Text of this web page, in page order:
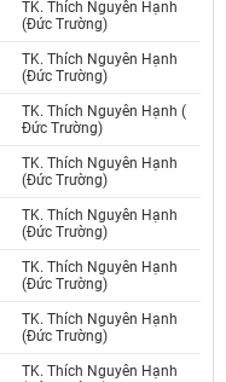
TK. Thích Nguyên Hạnh
(Đức Trường)
TK. Thích Nguyên Hạnh
(Đức Trường)
TK. Thích Nguyên Hạnh (
Đức Trường)
TK. Thích Nguyên Hạnh
(Đức Trường)
TK. Thích Nguyên Hạnh
(Đức Trường)
TK. Thích Nguyên Hạnh
(Đức Trường)
TK. Thích Nguyên Hạnh
(Đức Trường)
TK. Thích Nguyên Hạnh